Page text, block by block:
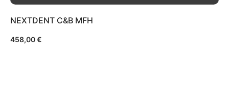
NEXTDENT C&B MFH
458,00€